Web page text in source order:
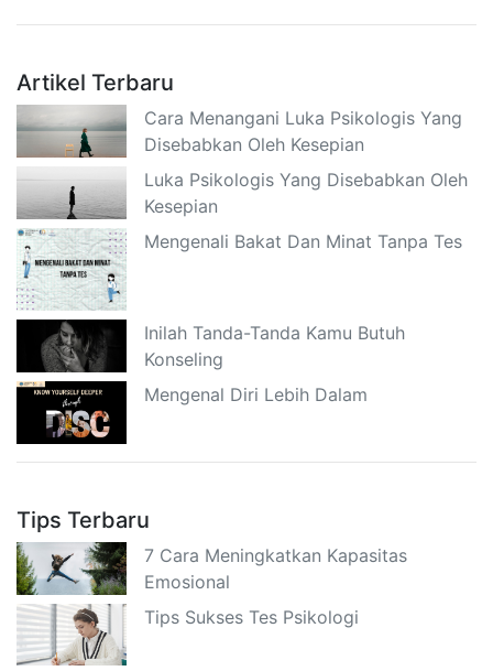
Artikel Terbaru
Cara Menangani Luka Psikologis Yang
Disebabkan Oleh Kesepian
Luka Psikologis Yang Disebabkan Oleh
Kesepian
Mengenali Bakat Dan Minat Tanpa Tes
Inilah Tanda-Tanda Kamu Butuh
Konseling
Mengenal Diri Lebih Dalam
Tips Terbaru
7 Cara Meningkatkan Kapasitas
Emosional
Tips Sukses Tes Psikologi